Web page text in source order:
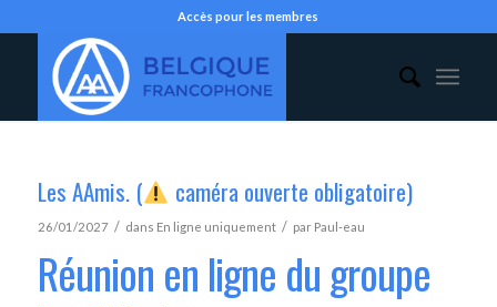
Accès pour les membres
Les AAmis. ( caméra ouverte obligatoire)
26/01/2027 / dans En ligne uniquement / par Paul-eau
Réunion en ligne du groupe